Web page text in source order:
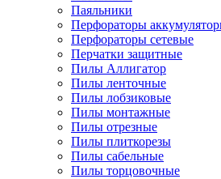
Паяльники
Перфораторы
Перфораторы сетевые
Перчатки защитные
Пилы Аллигатор
Пилы ленточные
Пилы лобзиковые
Пилы монтажные
Пилы отрезные
Пилы плиткорезы
Пилы сабельные
Пилы торцовочные